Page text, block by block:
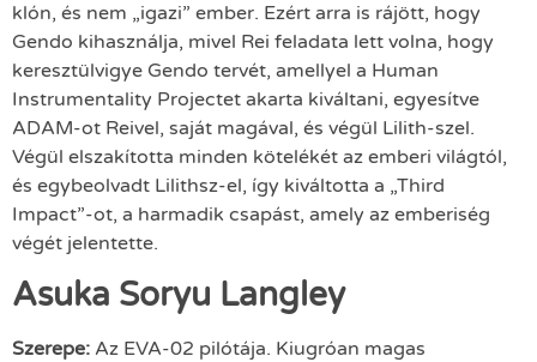
klón, és nem „igazi” ember. Ezért arra is rájött, hogy
Gendo kihasználja, mivel Rei feladata lett volna, hogy
keresztülvigye Gendo tervét, amellyel a Human
Instrumentality Projectet akarta kiváltani, egyesítve
ADAM-ot Reivel, saját magával, és végül Lilith-szel.
Végül elszakította minden kötelékét az emberi világtól,
és egybeolvadt Lilithsz-el, így kiváltotta a „Third
Impact”-ot, a harmadik csapást, amely az emberiség
végét jelentette.
Asuka Soryu Langley
Szerepe: Az EVA-02 pilótája. Kiugróan magas